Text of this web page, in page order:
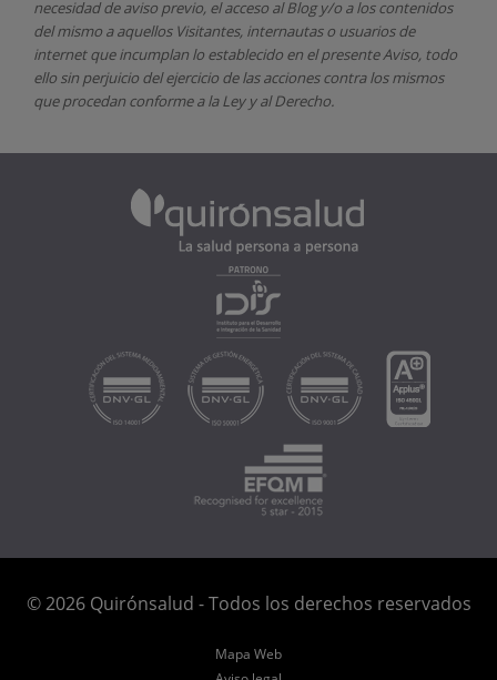
necesidad de aviso previo, el acceso al Blog y/o a los contenidos
del mismo a aquellos Visitantes, internautas o usuarios de
internet que incumplan lo establecido en el presente Aviso, todo
ello sin perjuicio del ejercicio de las acciones contra los mismos
que procedan conforme a la Ley y al Derecho.
© 2026 Quirónsalud - Todos los derechos reservados
Mapa Web